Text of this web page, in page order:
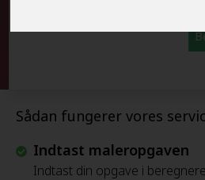
Sådan fungerer vores
Indtast maleropgaven
Indtast din opgave i